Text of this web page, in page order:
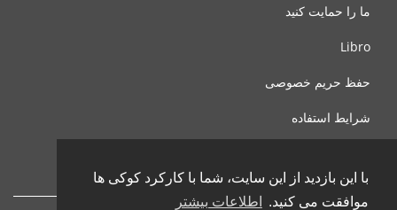
با این بازدید از این سایت، شما با کارکرد کوکی ها
موافقت می کنید.
اطلاعات بیشتر
ما را حمایت کنید
Libro
حفظ حریم خصوصی
شرایط استفاده